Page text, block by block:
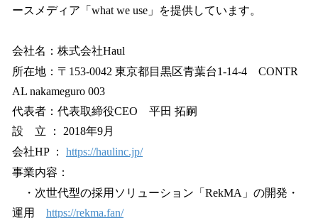
ースメディア「what we use」を提供しています。
会社名：株式会社Haul
所在地：〒153-0042 東京都目黒区青葉台1-14-4 CONTR
AL nakameguro 003
代表者：代表取締役CEO 平田 拓嗣
設 立 ： 2018年9月
会社HP ： https://haulinc.jp/
事業内容：
・次世代型の採用ソリューション「RekMA」の開発・
運用 https://rekma.fan/